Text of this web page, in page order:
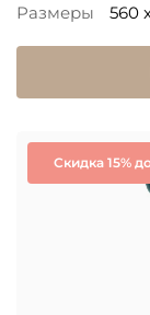
Размеры 560
Скидка 15%